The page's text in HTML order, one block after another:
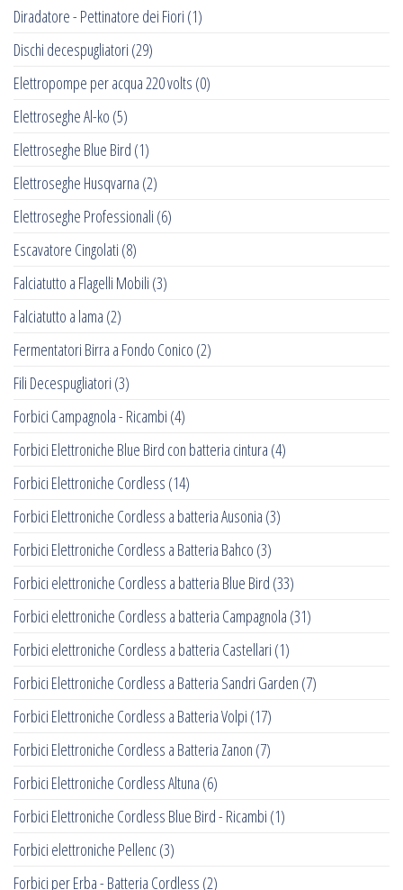
Diradatore - Pettinatore dei Fiori (1)
Dischi decespugliatori (29)
Elettropompe per acqua 220 volts (0)
Elettroseghe Al-ko (5)
Elettroseghe Blue Bird (1)
Elettroseghe Husqvarna (2)
Elettroseghe Professionali (6)
Escavatore Cingolati (8)
Falciatutto a Flagelli Mobili (3)
Falciatutto a lama (2)
Fermentatori Birra a Fondo Conico (2)
Fili Decespugliatori (3)
Forbici Campagnola - Ricambi (4)
Forbici Elettroniche Blue Bird con batteria cintura (4)
Forbici Elettroniche Cordless (14)
Forbici Elettroniche Cordless a batteria Ausonia (3)
Forbici Elettroniche Cordless a Batteria Bahco (3)
Forbici elettroniche Cordless a batteria Blue Bird (33)
Forbici elettroniche Cordless a batteria Campagnola (31)
Forbici elettroniche Cordless a batteria Castellari (1)
Forbici Elettroniche Cordless a Batteria Sandri Garden (7)
Forbici Elettroniche Cordless a Batteria Volpi (17)
Forbici Elettroniche Cordless a Batteria Zanon (7)
Forbici Elettroniche Cordless Altuna (6)
Forbici Elettroniche Cordless Blue Bird - Ricambi (1)
Forbici elettroniche Pellenc(3)
Forbici per Erba - Batteria Cordless (2)